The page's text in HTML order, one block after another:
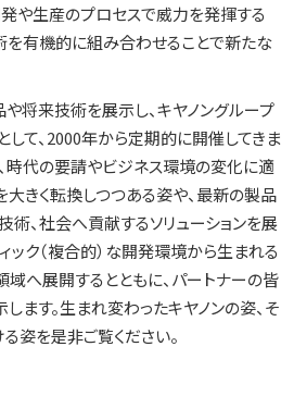
や生産のプロセスで威力を発揮する
を有機的に組み合わせることで新たな
や将来技術を展示し、キヤノングループ
て、2000年から定期的に開催してきま
時代の要請やビジネス環境の変化に適
大きく転換しつつある姿や、最新の製品
術、社会へ貢献するソリューションを展
ック（複合的）な開発環境から生まれる
域へ展開するとともに、パートナーの皆
ます。生まれ変わったキヤノンの姿、そ
姿を是非ご覧ください。